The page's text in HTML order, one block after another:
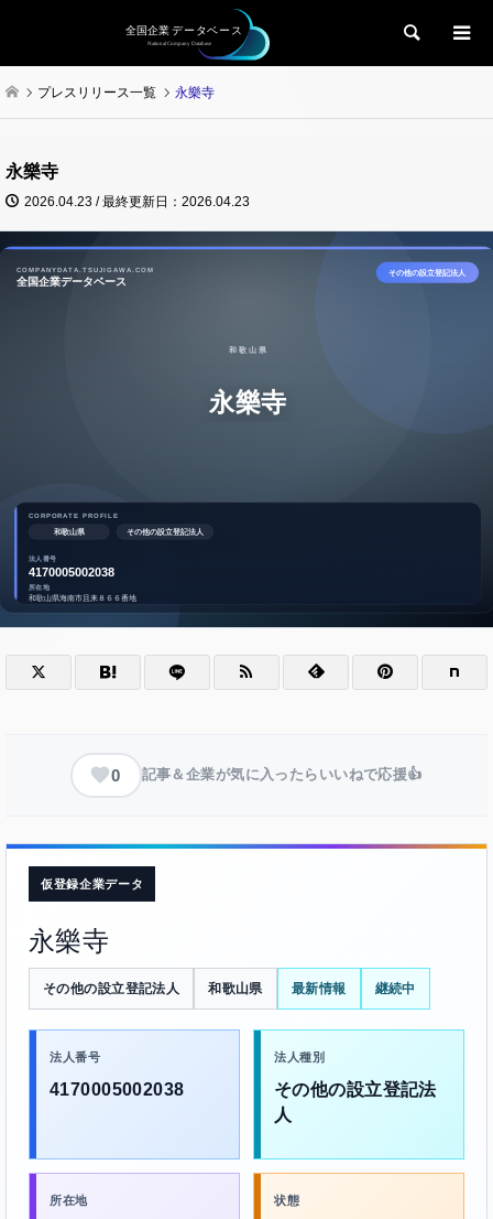
検索
プレスリリース一覧 永樂寺
永樂寺
2026.04.23 / 最終更新日：2026.04.23
0 記事＆企業が気に入ったらいいねで応援👍
仮登録企業データ
永樂寺
その他の設立登記法人 和歌山県 最新情報 継続中
法人番号
4170005002038
法人種別
その他の設立登記法
人
所在地 状態